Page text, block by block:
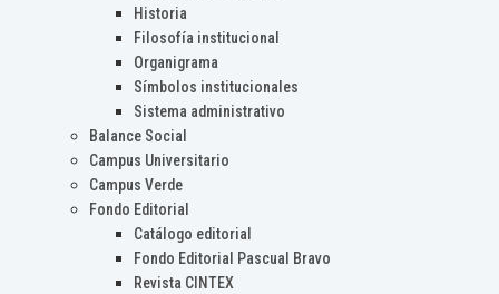
Historia
Filosofía institucional
Organigrama
Símbolos institucionales
Sistema administrativo
Balance Social
Campus Universitario
Campus Verde
Fondo Editorial
Catálogo editorial
Fondo Editorial Pascual Bravo
Revista CINTEX